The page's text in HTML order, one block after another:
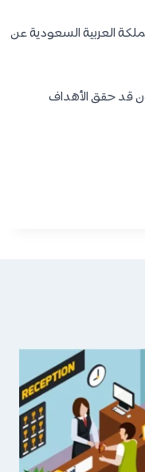
العربية السعودية عن
قد حقق الأهداف